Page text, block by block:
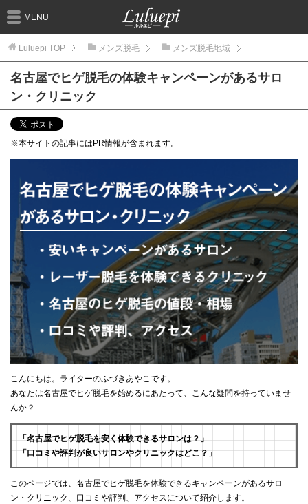
MENU
Luluepi TOP メンズ脱毛 メンズ脱毛地域
名古屋でヒゲ脱毛の体験キャンペーンがあるサロ
ン・クリニック
※本サイトの記事にはPR情報が含まれます。
こんにちは。ライターのふづきあやこです。
あなたは名古屋でヒゲ脱毛を始めるにあたって、こんな疑問を持っていませ
んか？
「名古屋でヒゲ脱毛を安く体験できるサロンは？」
「口コミや評判が良いサロンやクリニックはどこ？」
このページでは、名古屋でヒゲ脱毛を体験できるキャンペーンがあるサロ
ン・クリニック、口コミや評判、アクセスについて紹介します。